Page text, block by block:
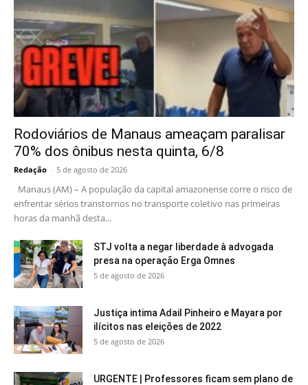
Rodoviários de Manaus ameaçam paralisar
70% dos ônibus nesta quinta, 6/8
Redação - 5 de agosto de 2026
Manaus (AM) – A população da capital amazonense corre o risco de
enfrentar sérios transtornos no transporte coletivo nas primeiras
horas da manhã desta...
STJ volta a negar liberdade à advogada
presa na operação Erga Omnes
5 de agosto de 2026
Justiça intima Adail Pinheiro e Mayara por
ilícitos nas eleições de 2022
5 de agosto de 2026
URGENTE | Professores ficam sem plano de